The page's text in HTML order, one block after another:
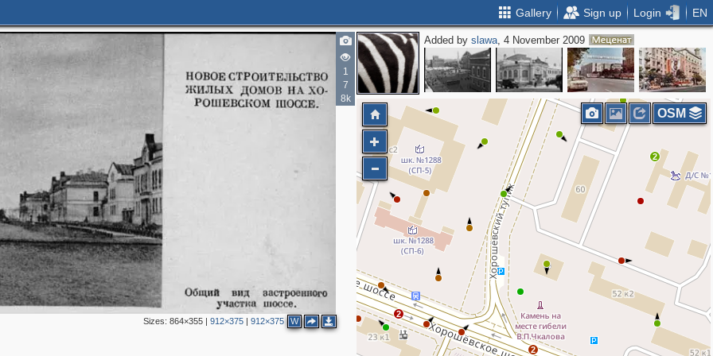
Gallery Sign up Login EN
1
7
8k
Sizes: 864×355| 912×375| 912×375 W
Added byslawa, 4 November 2009
3
4
2
2
2
OSM